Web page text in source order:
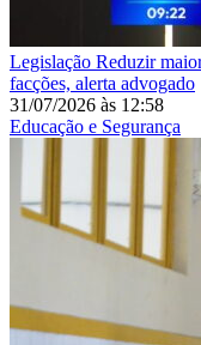
Legislação Reduzir
facções, alerta advogado
31/07/2026 às 12:58
Educação e Segurança